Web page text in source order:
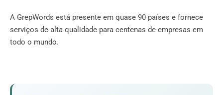
A GrepWords está presente em quase 90 países e fornece
serviços de alta qualidade para centenas de empresas em
todo o mundo.